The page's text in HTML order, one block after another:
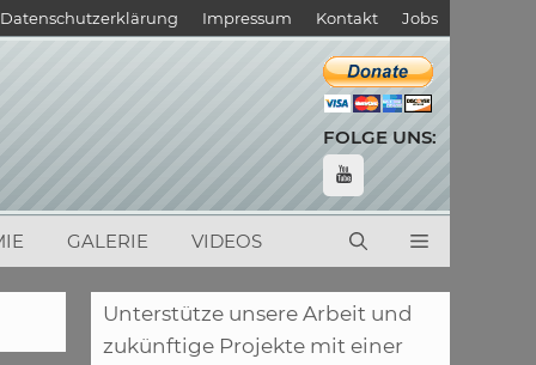
Datenschutzerklärung Impressum Kontakt Jobs
FOLGE UNS:
GALERIE VIDEOS
Unterstütze unsere Arbeit und
zukünftige Projekte mit einer